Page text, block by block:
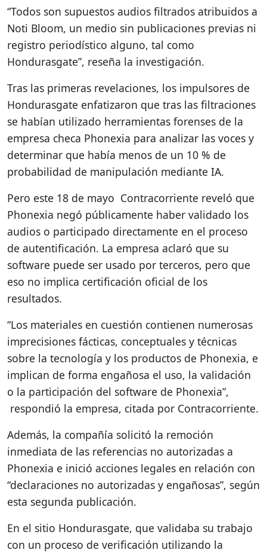
“Todos son supuestos audios filtrados atribuidos a
Noti Bloom, un medio sin publicaciones previas ni
registro periodístico alguno, tal como
Hondurasgate”, reseña la investigación.
Tras las primeras revelaciones, los impulsores de
Hondurasgate enfatizaron que tras las filtraciones
se habían utilizado herramientas forenses de la
empresa checa Phonexia para analizar las voces y
determinar que había menos de un 10 % de
probabilidad de manipulación mediante IA.
Pero este 18 de mayo Contracorriente reveló que
Phonexia negó públicamente haber validado los
audios o participado directamente en el proceso
de autentificación. La empresa aclaró que su
software puede ser usado por terceros, pero que
eso no implica certificación oficial de los
resultados.
“Los materiales en cuestión contienen numerosas
imprecisiones fácticas, conceptuales y técnicas
sobre la tecnología y los productos de Phonexia, e
implican de forma engañosa el uso, la validación
o la participación del software de Phonexia”,
respondió la empresa, citada por Contracorriente.
Además, la compañía solicitó la remoción
inmediata de las referencias no autorizadas a
Phonexia e inició acciones legales en relación con
“declaraciones no autorizadas y engañosas”, según
esta segunda publicación.
En el sitio Hondurasgate, que validaba su trabajo
con un proceso de verificación utilizando la